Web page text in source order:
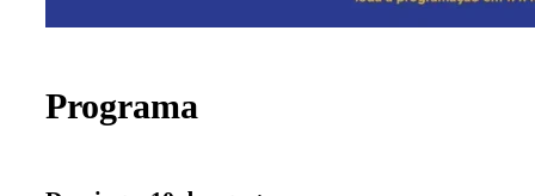
Programa